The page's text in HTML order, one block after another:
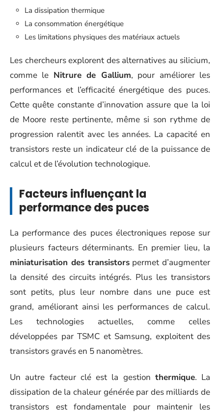
La dissipation thermique
La consommation énergétique
Les limitations physiques des matériaux actuels
Les chercheurs explorent des alternatives au silicium,
comme le Nitrure de Gallium, pour améliorer les
performances et l’efficacité énergétique des puces.
Cette quête constante d’innovation assure que la loi
de Moore reste pertinente, même si son rythme de
progression ralentit avec les années. La capacité en
transistors reste un indicateur clé de la puissance de
calcul et de l’évolution technologique.
Facteurs influençant la
performance des puces
La performance des puces électroniques repose sur
plusieurs facteurs déterminants. En premier lieu, la
miniaturisation des transistorspermet d’augmenter
la densité des circuits intégrés. Plus les transistors
sont petits, plus leur nombre dans une puce est
grand, améliorant ainsi les performances de calcul.
Les technologies actuelles, comme celles
développées par TSMC et Samsung, exploitent des
transistors gravés en 5 nanomètres.
Un autre facteur clé est la gestion thermique. La
dissipation de la chaleur générée par des milliards de
transistors est fondamentale pour maintenir les